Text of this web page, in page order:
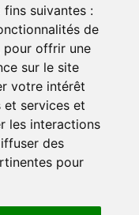
suivantes :
de
pour offrir une
sur le site
votre intérêt
services et
les interactions
des
pour